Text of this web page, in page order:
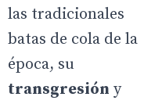
las tradicionales
batas de cola de la
época, su
transgresión y